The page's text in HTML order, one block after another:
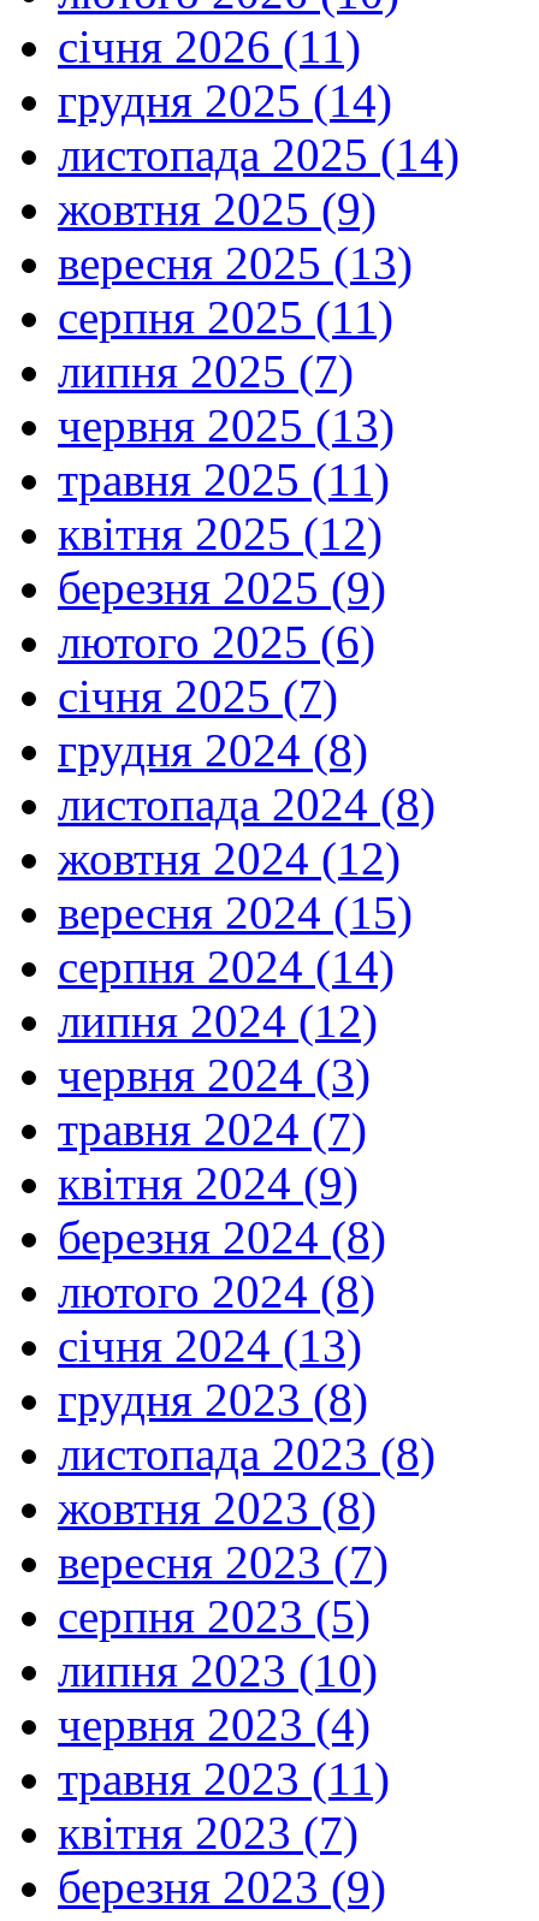
січня 2026 (11)
грудня 2025 (14)
листопада 2025 (14)
жовтня 2025 (9)
вересня 2025 (13)
серпня 2025 (11)
липня 2025 (7)
червня 2025 (13)
травня 2025 (11)
квітня 2025 (12)
березня 2025 (9)
лютого 2025 (6)
січня 2025 (7)
грудня 2024 (8)
листопада 2024 (8)
жовтня 2024 (12)
вересня 2024 (15)
серпня 2024 (14)
липня 2024 (12)
червня 2024 (3)
травня 2024 (7)
квітня 2024 (9)
березня 2024 (8)
лютого 2024 (8)
січня 2024 (13)
грудня 2023 (8)
листопада 2023 (8)
жовтня 2023 (8)
вересня 2023 (7)
серпня 2023 (5)
липня 2023 (10)
червня 2023 (4)
травня 2023 (11)
квітня 2023 (7)
березня 2023 (9)